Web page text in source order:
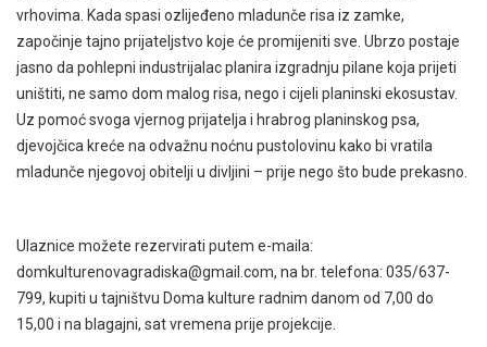
vrhovima. Kada spasi ozlijeđeno mladunče risa iz zamke,
započinje tajno prijateljstvo koje će promijeniti sve. Ubrzo postaje
jasno da pohlepni industrijalac planira izgradnju pilane koja prijeti
uništiti, ne samo dom malog risa, nego i cijeli planinski ekosustav.
Uz pomoć svoga vjernog prijatelja i hrabrog planinskog psa,
djevojčica kreće na odvažnu noćnu pustolovinu kako bi vratila
mladunče njegovoj obitelji u divljini – prije nego što bude prekasno.
Ulaznice možete rezervirati putem e-maila:
domkulturenovagradiska@gmail.com, na br. telefona: 035/637-
799, kupiti u tajništvu Doma kulture radnim danom od 7,00 do
15,00 i na blagajni, sat vremena prije projekcije.